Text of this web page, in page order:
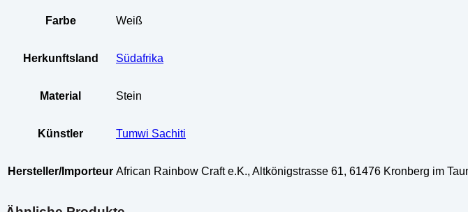
Farbe Weiß
Herkunftsland Südafrika
Material Stein
Künstler Tumwi Sachiti
Hersteller/Importeur African Rainbow Craft e.K., Altkönigstrasse 61, 61476 Kronberg im